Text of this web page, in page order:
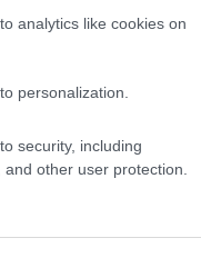
analytics like cookies on
personalization.
security, including
other user protection.